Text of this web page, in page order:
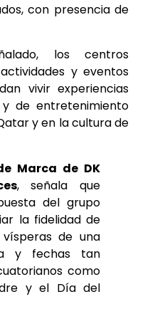
con presencia de
los centros
y eventos
vivir experiencias
de entretenimiento
y en la cultura de
Marca de DK
, señala que
del grupo
la fidelidad de
de una
y fechas tan
como
y el Día del